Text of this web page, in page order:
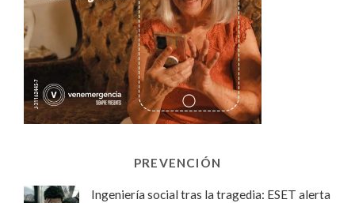
PREVENCIÓN
Ingeniería social tras la tragedia: ESET alerta